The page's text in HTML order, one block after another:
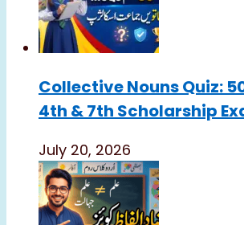
Collective Nouns Quiz:
4th & 7th Scholarship
July 20, 2026